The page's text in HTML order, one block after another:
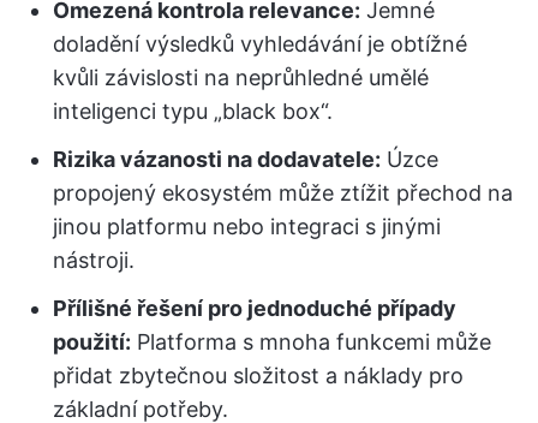
Omezená kontrola relevance: Jemné
doladění výsledků vyhledávání je obtížné
kvůli závislosti na neprůhledné umělé
inteligenci typu „black box“.
Rizika vázanosti na dodavatele: Úzce
propojený ekosystém může ztížit přechod na
jinou platformu nebo integraci s jinými
nástroji.
Přílišné řešení pro jednoduché případy
použití: Platforma s mnoha funkcemi může
přidat zbytečnou složitost a náklady pro
základní potřeby.